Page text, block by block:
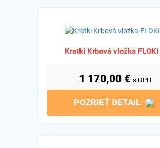
Kratki Krbová vložka FLOKI
1 170,00 € s DPH
POZRIEŤ DETAIL